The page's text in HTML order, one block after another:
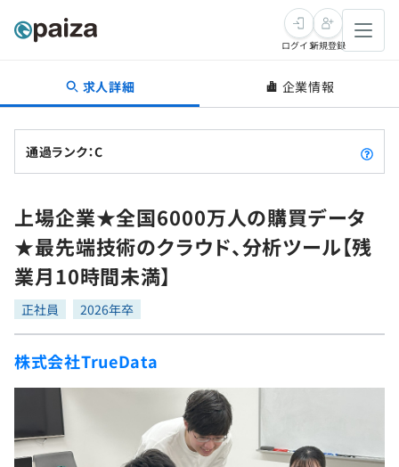
転職・キャリア
転職成功ガイド
転職エージェント
インタビュー
転職成功ガイド
新卒就活
求人検索
本選考
インターン
新卒エージェント
イベント・セミナー
インタビュー
学習
問題集
4択課題
ナレッジ
リファレンス
プログラミング言語
評価結果一覧
再チャレンジ結果一覧
ゲーム・マンガ
Tech Team Journal
paiza times
paizaとは？
ログイン新規登録
求人詳細 企業情報
通過ランク：C
上場企業★全国6000万人の購買データ
★最先端技術のクラウド、分析ツール【残
業月10時間未満】
正社員 2026年卒
株式会社TrueData